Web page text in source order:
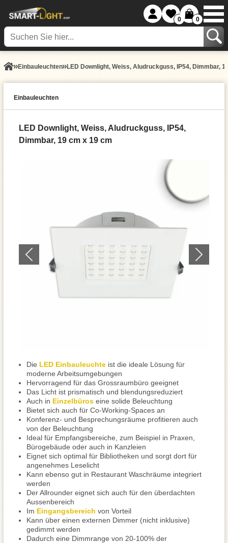
0 0
Einbauleuchten LED Downlight, Weiss, Aludruckguss, IP54, Dimmbar,
Einbauleuchten
LED Downlight, Weiss, Aludruckguss, IP54,
Dimmbar, 19 cm x 19 cm
Die LED Einbauleuchte ist die ideale Lösung für
moderne Arbeitsumgebungen
Hervorragend für das Grossraumbüro geeignet
Das Licht ist prismatisch und blendungsreduziert
Auch in Einzelbüros eine solide Beleuchtung
Bietet sich auch für Co-Working-Spaces an
Konferenz- und Besprechungsräume profitieren auch
von der Beleuchtung
Ideal für Empfangsbereiche, zum Beispiel in Praxen,
Bürogebäude oder auch in Kanzleien
Eignet sich optimal für Bibliotheken und sorgt dort für
angenehmes Leselicht
Kann ebenso gut in Restaurant Waschräume integriert
werden
Der Allrounder eignet sich auch für den überdachten
Aussenbereich
Im Eingangsbereich von Vorteil
Kann über einen externen Dimmer (nicht inklusive)
gedimmt werden
Dadurch eine Dimmrange von 20-100% der